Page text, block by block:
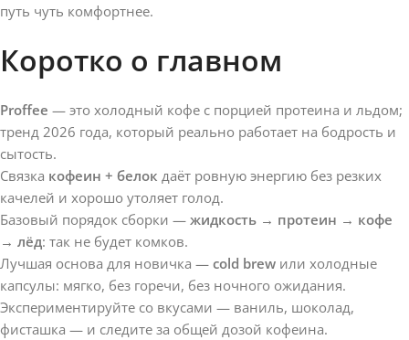
путь чуть комфортнее.
Коротко о главном
Proffee — это холодный кофе с порцией протеина и льдом;
тренд 2026 года, который реально работает на бодрость и
сытость.
Связка кофеин + белок даёт ровную энергию без резких
качелей и хорошо утоляет голод.
Базовый порядок сборки — жидкость → протеин → кофе
→ лёд: так не будет комков.
Лучшая основа для новичка — cold brew или холодные
капсулы: мягко, без горечи, без ночного ожидания.
Экспериментируйте со вкусами — ваниль, шоколад,
фисташка — и следите за общей дозой кофеина.